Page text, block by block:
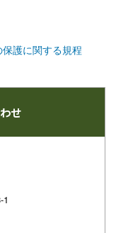
護に関する規程
せ